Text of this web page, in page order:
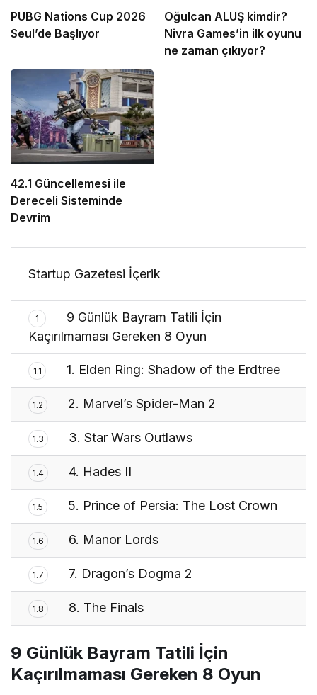
PUBG Nations Cup 2026
Seul’de Başlıyor
Oğulcan ALUŞ kimdir?
Nivra Games’in ilk oyunu
ne zaman çıkıyor?
42.1 Güncellemesi ile
Dereceli Sisteminde
Devrim
Startup Gazetesi İçerik
1
9 Günlük Bayram Tatili İçin
Kaçırılmaması Gereken 8 Oyun
1.1 1. Elden Ring: Shadow of the Erdtree
1.2 2. Marvel’s Spider-Man 2
1.3 3. Star Wars Outlaws
1.4 4. Hades II
1.5 5. Prince of Persia: The Lost Crown
1.6 6. Manor Lords
1.7 7. Dragon’s Dogma 2
1.8 8. The Finals
9 Günlük Bayram Tatili İçin
Kaçırılmaması Gereken 8 Oyun